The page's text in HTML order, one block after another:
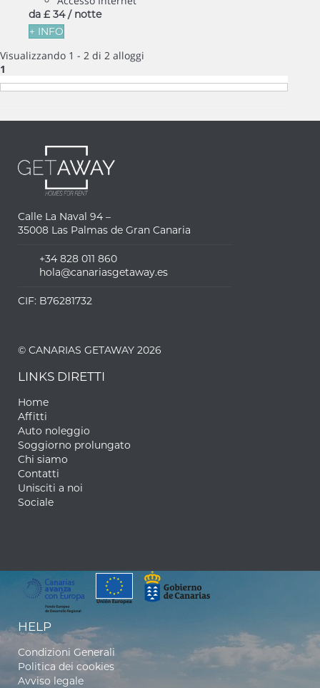
da £ 34 / notte
+ INFO
Visualizzando 1 - 2 di 2 alloggi
1
Calle La Naval 94 –
35008 Las Palmas de Gran Canaria
+34 828 011 860
hola@canariasgetaway.es
CIF: B76281732
© CANARIAS GETAWAY 2026
LINKS DIRETTI
Home
Affitti
Auto noleggio
Soggiorno prolungato
Chi siamo
Contatti
Unisciti a noi
Sociale
HELP
Condizioni Generali
Politica dei cookies
Avviso legale